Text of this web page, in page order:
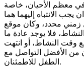
في معظم الأحيان، خاصة
يجب الانتباه إليهما هما
زمني محدد، وكان موقع
النشاط، فلا يوجد عادة ما
وقت النشاط، أو انتهت
من الأفضل التواصل مع
الطفل للاطمئنان.